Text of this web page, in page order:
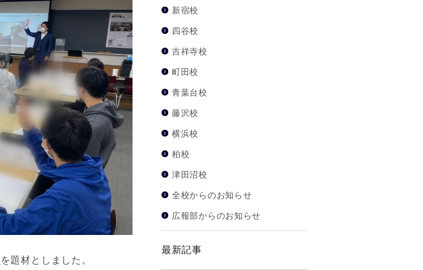
を題材としました。
新宿校
四谷校
吉祥寺校
町田校
青葉台校
藤沢校
横浜校
柏校
津田沼校
全校からのお知らせ
広報部からのお知らせ
最新記事